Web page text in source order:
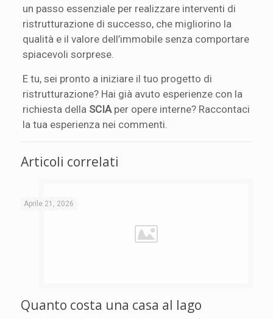
un passo essenziale per realizzare interventi di
ristrutturazione di successo, che migliorino la
qualità e il valore dell’immobile senza comportare
spiacevoli sorprese.
E tu, sei pronto a iniziare il tuo progetto di
ristrutturazione? Hai già avuto esperienze con la
richiesta della SCIA per opere interne? Raccontaci
la tua esperienza nei commenti.
Articoli correlati
Aprile 21, 2026
Quanto costa una casa al lago